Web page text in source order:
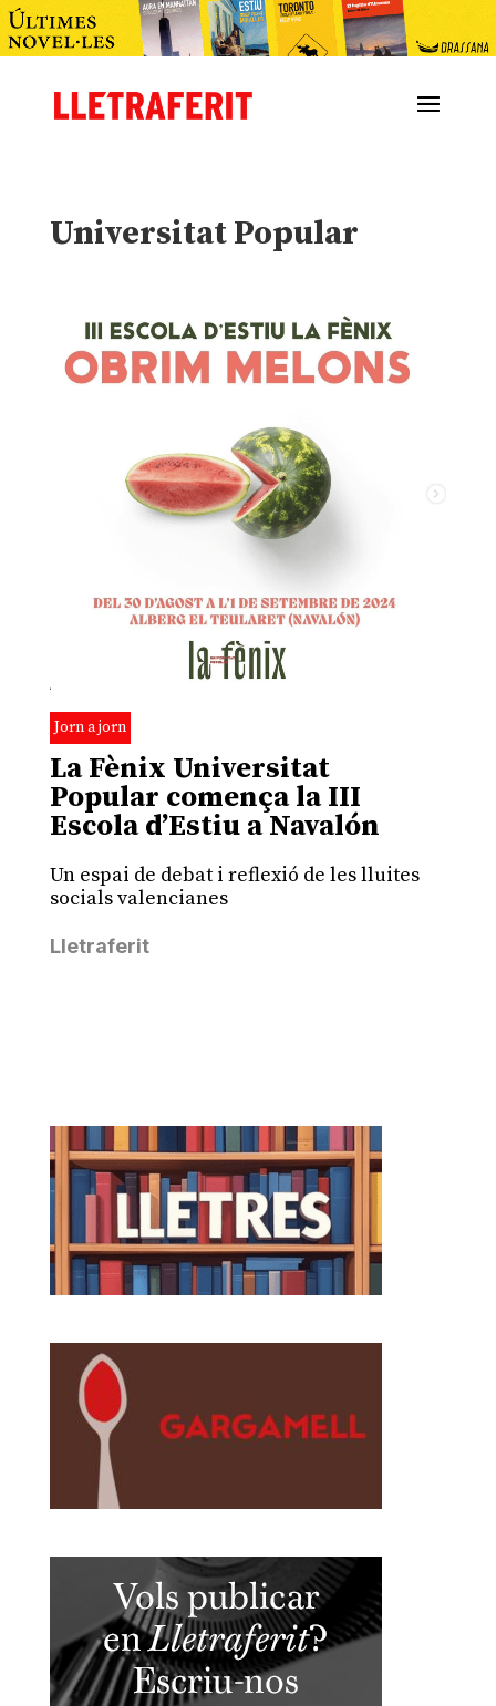
Universitat Popular
Jorn a jorn
La Fènix Universitat
Popular comença la III
Escola d’Estiu a Navalón
Un espai de debat i reflexió de les lluites
socials valencianes
Lletraferit